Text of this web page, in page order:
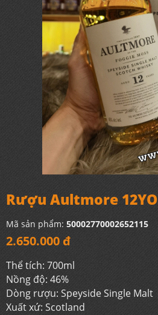
Rượu Aultmore 12YO
Mã sản phẩm: 50002770002652115
2.650.000 đ
Thể tích: 700ml
Nồng độ: 46%
Dòng rượu: Speyside Single Malt
Xuất xứ: Scotland